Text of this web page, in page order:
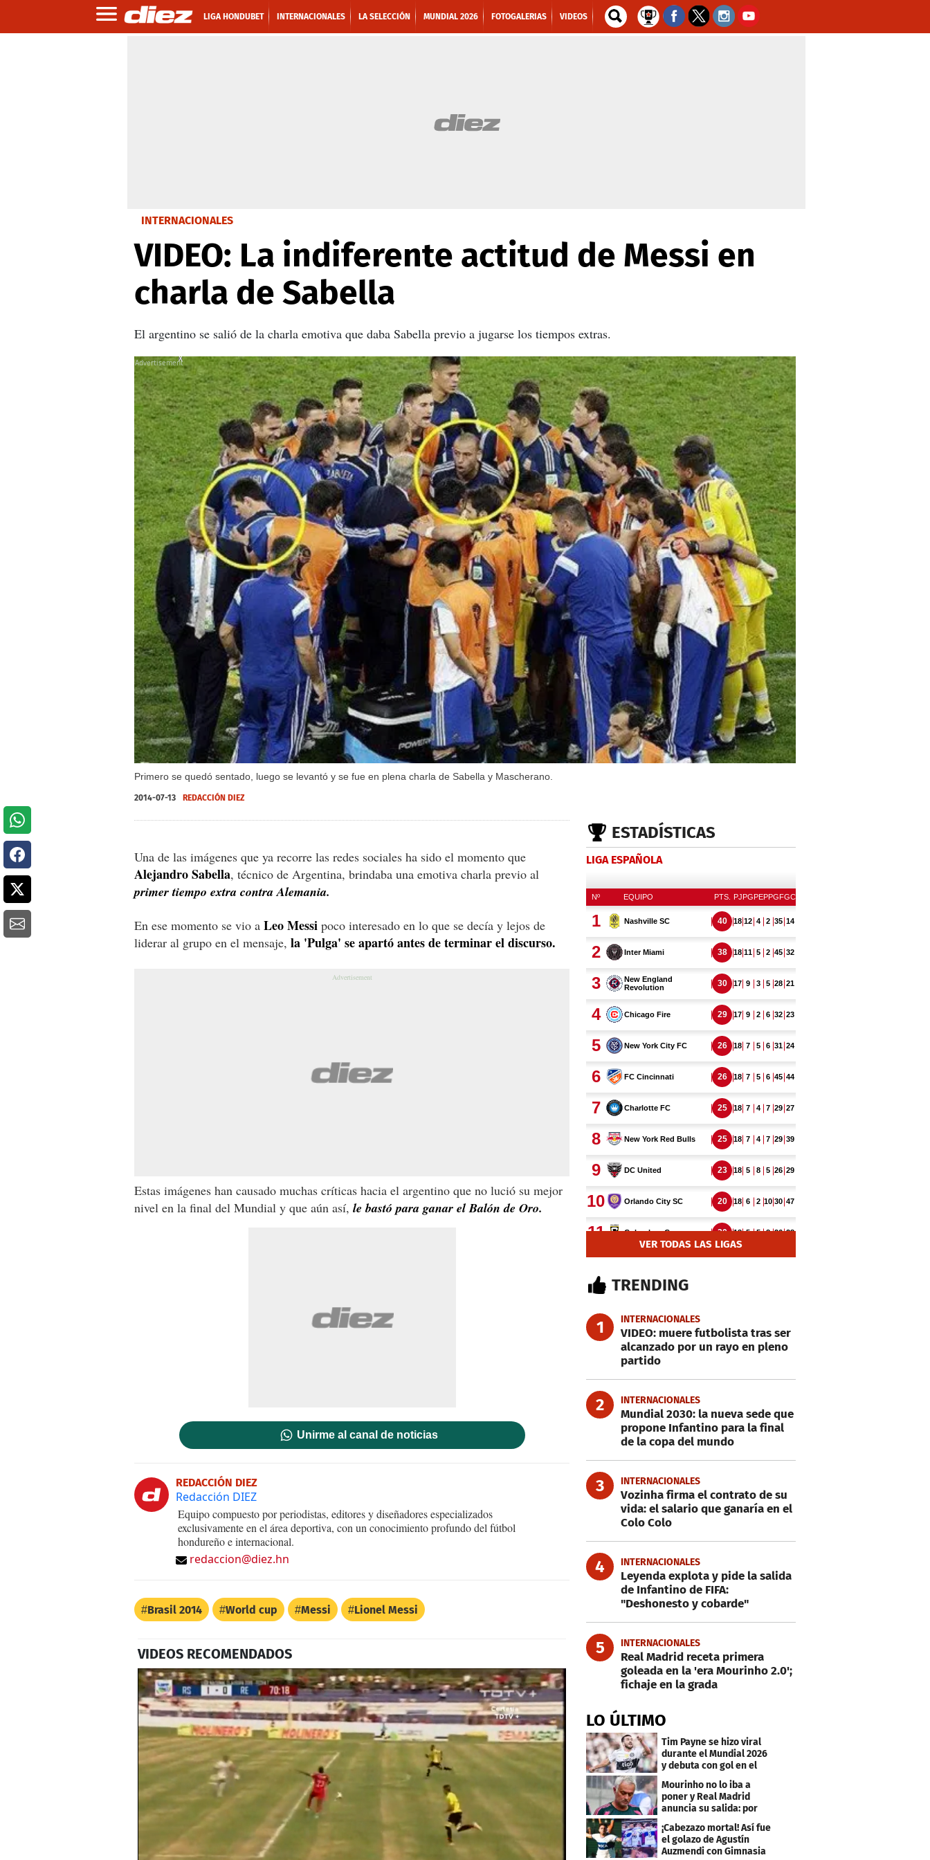
LIGA HONDUBET INTERNACIONALES LA SELECCIÓN MUNDIAL 2026 FOTOGALERIAS VIDEOS
INTERNACIONALES
VIDEO: La indiferente actitud de Messi en
charla de Sabella
El argentino se salió de la charla emotiva que daba Sabella previo a jugarse los tiempos extras.
Primero se quedó sentado, luego se levantó y se fue en plena charla de Sabella y Mascherano.
X
2014-07-13 REDACCIÓN DIEZ
Una de las imágenes que ya recorre las redes sociales ha sido el momento que
Alejandro Sabella, técnico de Argentina, brindaba una emotiva charla previo al
primer tiempo extra contra Alemania.
En ese momento se vio a Leo Messi poco interesado en lo que se decía y lejos de
liderar al grupo en el mensaje, la 'Pulga' se apartó antes de terminar el discurso.
Estas imágenes han causado muchas críticas hacia el argentino que no lució su mejor
nivel en la final del Mundial y que aún así, le bastó para ganar el Balón de Oro.
Unirme al canal de noticias
REDACCIÓN DIEZ
Redacción DIEZ
Equipo compuesto por periodistas, editores y diseñadores especializados
exclusivamente en el área deportiva, con un conocimiento profundo del fútbol
hondureño e internacional.
redaccion@diez.hn
Brasil 2014 World cup Messi Lionel Messi
VIDEOS RECOMENDADOS
ESTADÍSTICAS
LIGA ESPAÑOLA
VER TODAS LAS LIGAS
TRENDING
1 INTERNACIONALES
VIDEO: muere futbolista tras ser
alcanzado por un rayo en pleno
partido
2 INTERNACIONALES
Mundial 2030: la nueva sede que
propone Infantino para la final
de la copa del mundo
3 INTERNACIONALES
Vozinha firma el contrato de su
vida: el salario que ganaría en el
Colo Colo
4 INTERNACIONALES
Leyenda explota y pide la salida
de Infantino de FIFA:
"Deshonesto y cobarde"
5 INTERNACIONALES
Real Madrid receta primera
goleada en la 'era Mourinho 2.0';
fichaje en la grada
LO ÚLTIMO
Tim Payne se hizo viral
durante el Mundial 2026
y debuta con gol en el
Olimpia
Mourinho no lo iba a
poner y Real Madrid
anuncia su salida: por
¡Cabezazo mortal! Así fue
el golazo de Agustín
Auzmendi con Gimnasia